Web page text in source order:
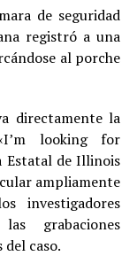
de seguridad
registró a una
al porche
directamente la
looking for
Estatal de Illinois
ampliamente
investigadores
grabaciones
caso.